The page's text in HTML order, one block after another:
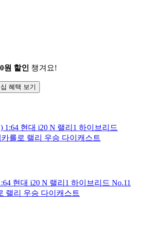
원 할인 챙겨요!
혜택 보기
현대 i20 N 랠리1 하이브리드 No.11
랠리 우승 다이캐스트